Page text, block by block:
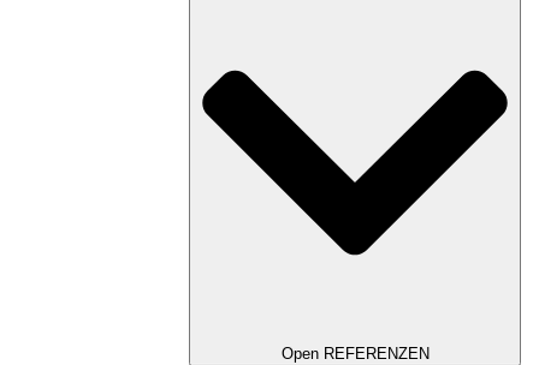
Open REFERENZEN